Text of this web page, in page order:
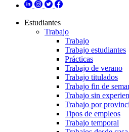
Estudiantes
Trabajo
Trabajo
Trabajo estudiantes
Prácticas
Trabajo de verano
Trabajo titulados
Trabajo fin de
Trabajo sin
Trabajo por
Tipos de empleos
Trabajo temporal